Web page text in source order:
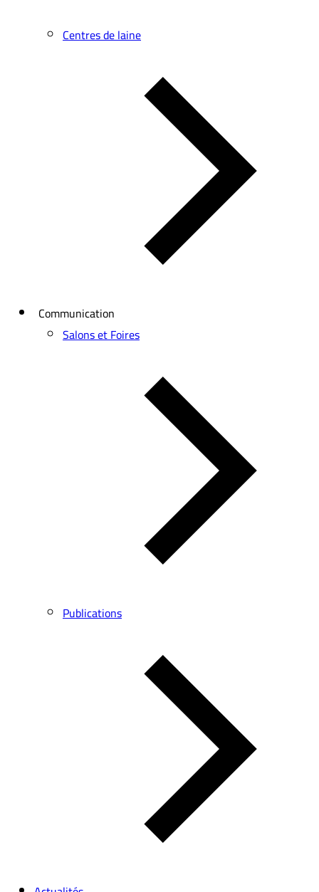
Centres de laine
Communication
Salons et Foires
Publications